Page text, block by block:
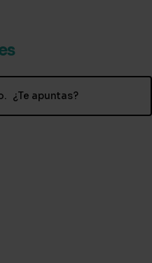
¿Te apuntas?